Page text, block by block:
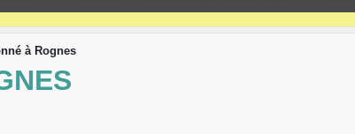
à Rognes